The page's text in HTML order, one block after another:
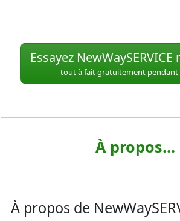
Essayez
tout à fait gratuitement pendant
À propos...
À propos de